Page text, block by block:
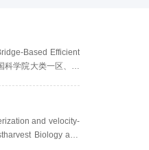
Based Efficient
学院大类一区、小
and velocity-
Biology and